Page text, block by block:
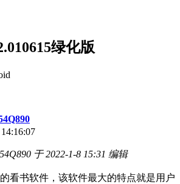
绿化版
于 2022-1-8 15:31 编辑
看书软件，该软件最大的特点就是用户